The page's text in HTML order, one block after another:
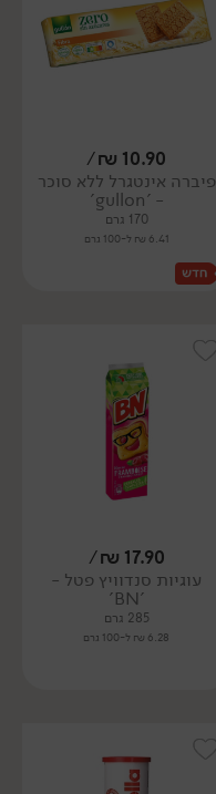
10.90
₪
/
פיברה אינטגרל ללא סוכר
- 'gullon'
170 גרם
6.41 ₪ ל-100 גרם
17.90
₪
/
עוגיות סנדוויץ פטל -
'BN'
285 גרם
6.28 ₪ ל-100 גרם